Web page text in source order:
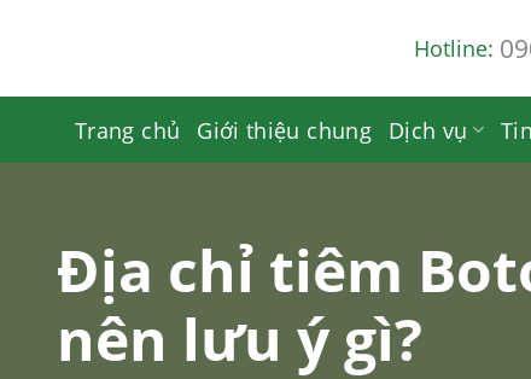
Hotline:
Trang chủ Giới thiệu chung Dịch vụ
Địa chỉ tiêm
nên lưu ý gì?